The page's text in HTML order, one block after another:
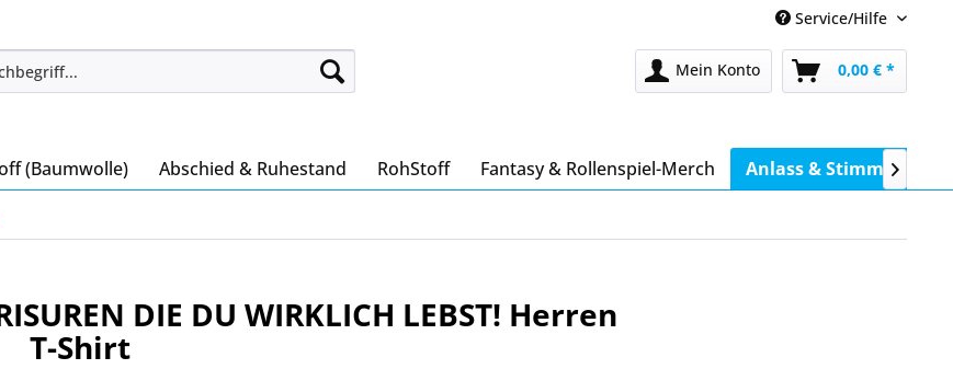
Service/Hilfe
Mein Konto 0,00 € *
(Baumwolle) Abschied & Ruhestand RohStoff Fantasy & Rollenspiel-Merch Anlass & Stimmung

DIE DU WIRKLICH LEBST! Herren
T-Shirt